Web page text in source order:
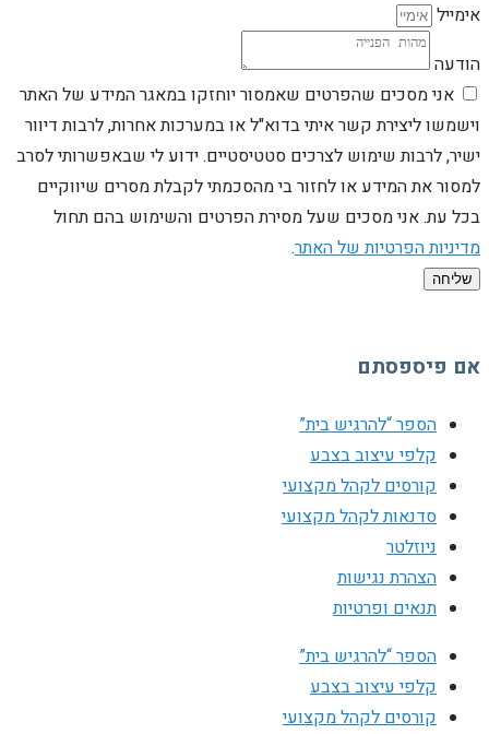
אימייל
הודעה
אני מסכים שהפרטים שאמסור יוחזקו במאגר המידע של האתר
וישמשו ליצירת קשר איתי בדוא"ל או במערכות אחרות, לרבות דיוור
ישיר, לרבות שימוש לצרכים סטטיסטיים. ידוע לי שבאפשרותי לסרב
למסור את המידע או לחזור בי מהסכמתי לקבלת מסרים שיווקיים
בכל עת. אני מסכים שעל מסירת הפרטים והשימוש בהם תחול
מדיניות הפרטיות של האתר.
שליחה
אם פיספסתם
הספר “להרגיש בית”
קלפי עיצוב בצבע
קורסים לקהל מקצועי
סדנאות לקהל מקצועי
ניוזלטר
הצהרת נגישות
תנאים ופרטיות
הספר “להרגיש בית”
קלפי עיצוב בצבע
קורסים לקהל מקצועי